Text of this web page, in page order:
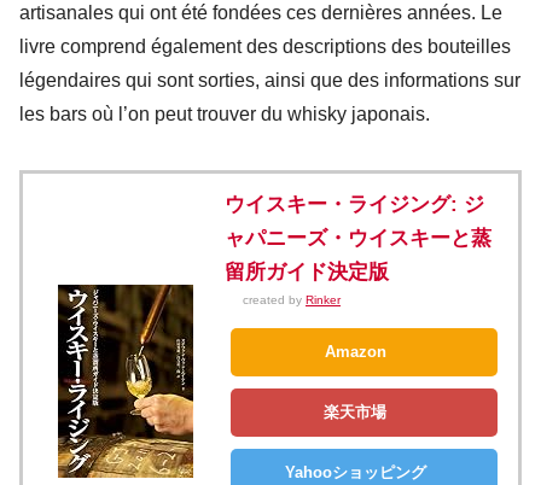
artisanales qui ont été fondées ces dernières années. Le
livre comprend également des descriptions des bouteilles
légendaires qui sont sorties, ainsi que des informations sur
les bars où l’on peut trouver du whisky japonais.
ウイスキー・ライジング: ジ
ャパニーズ・ウイスキーと蒸
留所ガイド決定版
created by Rinker
Amazon
楽天市場
Yahooショッピング